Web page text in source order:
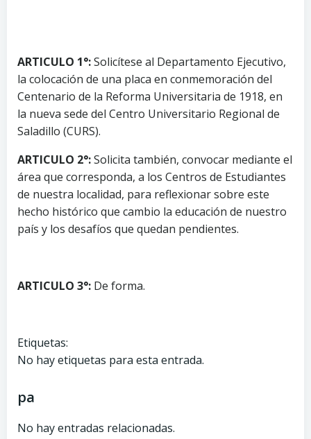
ARTICULO 1°:Solicítese al Departamento Ejecutivo,
la colocación de una placa en conmemoración del
Centenario de la Reforma Universitaria de 1918, en
la nueva sede del Centro Universitario Regional de
Saladillo (CURS).
ARTICULO 2°:Solicita también, convocar mediante el
área que corresponda, a los Centros de Estudiantes
de nuestra localidad, para reflexionar sobre este
hecho histórico que cambio la educación de nuestro
país y los desafíos que quedan pendientes.
ARTICULO 3°: De forma.
Etiquetas:
No hay etiquetas para esta entrada.
pa
No hay entradas relacionadas.